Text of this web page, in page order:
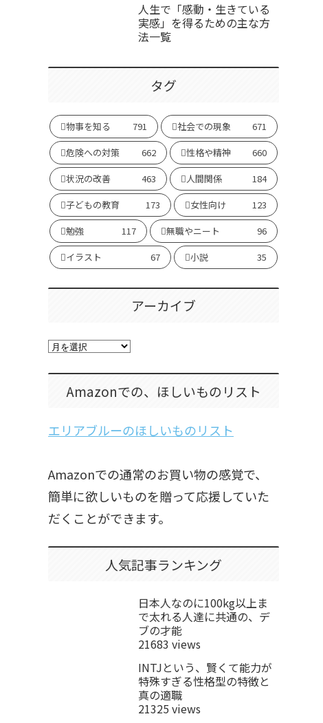
人生で「感動・生きている
実感」を得るための主な方
法一覧
タグ
物事を知る 791 社会での現象
671
危険への対策
662 性格や精神
660
状況の改善
463 人間関係
184
子どもの教育
173 女性向け
123
勉強
117 無職やニート
96
イラスト
67 小説 35
アーカイブ
Amazonでの、ほしいものリスト
エリアブルーのほしいものリスト
Amazonでの通常のお買い物の感覚で、
簡単に欲しいものを贈って応援していた
だくことができます。
人気記事ランキング
日本人なのに100kg以上ま
で太れる人達に共通の、デ
ブの才能
21683 views
INTJという、賢くて能力が
特殊すぎる性格型の特徴と
真の適職
21325 views